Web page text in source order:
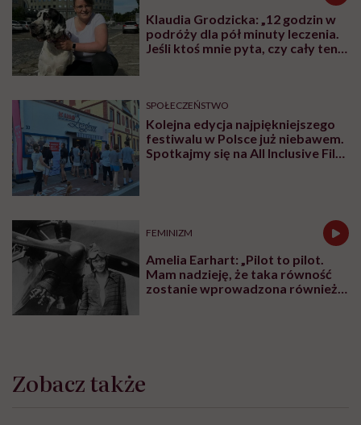
Klaudia Grodzicka: „12 godzin w
podróży dla pół minuty leczenia.
Jeśli ktoś mnie pyta, czy cały ten
SPOŁECZEŃSTWO
Kolejna edycja najpiękniejszego
festiwalu w Polsce już niebawem.
Spotkajmy się na All Inclusive Film
FEMINIZM
Amelia Earhart: „Pilot to pilot.
Mam nadzieję, że taka równość
zostanie wprowadzona również
Zobacz także